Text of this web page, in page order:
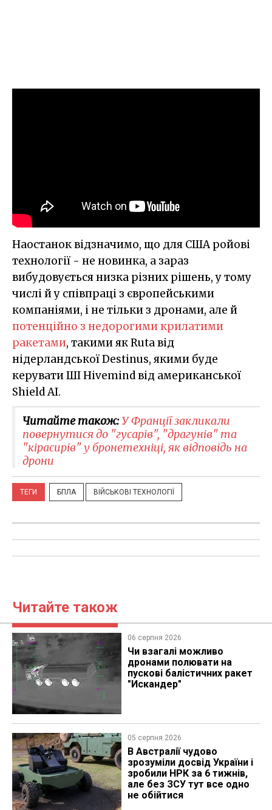
Наостанок відзначимо, що для США ройові
технології - не новинка, а зараз
вибудовується низка різних рішень, у тому
числі й у співпраці з європейськими
компаніями, і не тільки з дронами, але й
потенційно з недорогими крилатими
ракетами, такими як Ruta від
нідерландської Destinus, якими буде
керувати ШІ Hivemind від американської
Shield AI.
Читайте також:У Франції закликали
повернутися до "гусарів", "драгунів" та
"кірасирів" у бронетехніці, як відповідь на
дрони
ТЕГИ БПЛА ВІЙСЬКОВІ ТЕХНОЛОГІЇ
Читайте також
06 серпня 2026
Чи взагалі можливо
дронами полювати на
пускові балістичних ракет
"Искандер"
05 серпня 2026
В Австралії чудово
зрозуміли досвід України і
зробили НРК за 6 тижнів,
але без ЗСУ тут все одно
не обійтися